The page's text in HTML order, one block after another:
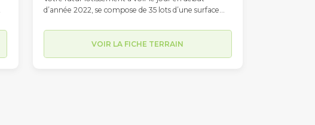
d’année 2022, se compose de 35 lots d’une surface
comportera également deux macros lots d’environ
750m2 (pouvant accueillir une habitation double).
Situé à l’intersection des Chemin du Petit Moussat,
VOIR LA FICHE TERRAIN